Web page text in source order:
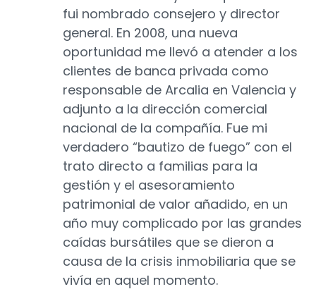
fui nombrado consejero y director
general. En 2008, una nueva
oportunidad me llevó a atender a los
clientes de banca privada como
responsable de Arcalia en Valencia y
adjunto a la dirección comercial
nacional de la compañía. Fue mi
verdadero “bautizo de fuego” con el
trato directo a familias para la
gestión y el asesoramiento
patrimonial de valor añadido, en un
año muy complicado por las grandes
caídas bursátiles que se dieron a
causa de la crisis inmobiliaria que se
vivía en aquel momento.